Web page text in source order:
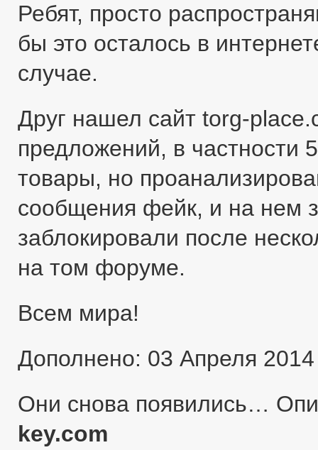
Ребят, просто
бы это осталось в
случае.
Друг нашел сайт torg-
предложений, в частности
товары, но
сообщения фейк, и на нем
заблокировали после
на том форуме.
Всем мира!
Дополнено: 03 Апреля 2014
Они снова появились…
key.com